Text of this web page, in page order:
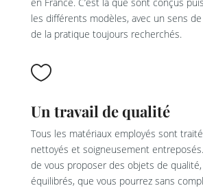
les différents modèles, avec un sens
de la pratique toujours recherchés.

Un travail de qualité
Tous les matériaux employés sont
nettoyés et soigneusement
de vous proposer des objets de
équilibrés, que vous pourrez sans